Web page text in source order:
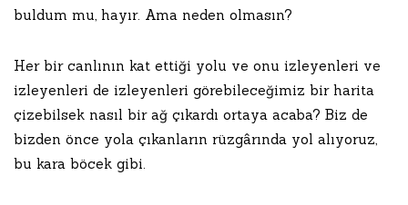
buldum mu, hayır. Ama neden olmasın?
Her bir canlının kat ettiği yolu ve onu izleyenleri ve
izleyenleri de izleyenleri görebileceğimiz bir harita
çizebilsek nasıl bir ağ çıkardı ortaya acaba? Biz de
bizden önce yola çıkanların rüzgârında yol alıyoruz,
bu kara böcek gibi.